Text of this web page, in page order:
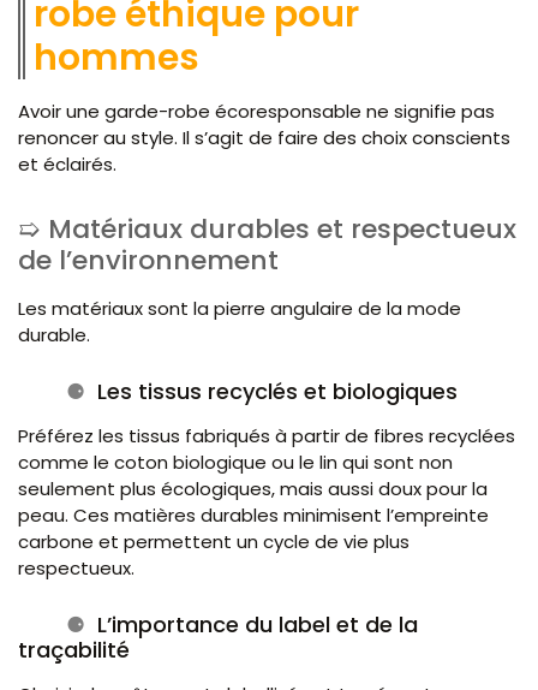
robe éthique pour
hommes
Avoir une garde-robe écoresponsable ne signifie pas
renoncer au style. Il s’agit de faire des choix conscients
et éclairés.
Matériaux durables et respectueux
de l’environnement
Les matériaux sont la pierre angulaire de la mode
durable.
Les tissus recyclés et biologiques
Préférez les tissus fabriqués à partir de fibres recyclées
comme le coton biologique ou le lin qui sont non
seulement plus écologiques, mais aussi doux pour la
peau. Ces matières durables minimisent l’empreinte
carbone et permettent un cycle de vie plus
respectueux.
L’importance du label et de la
traçabilité